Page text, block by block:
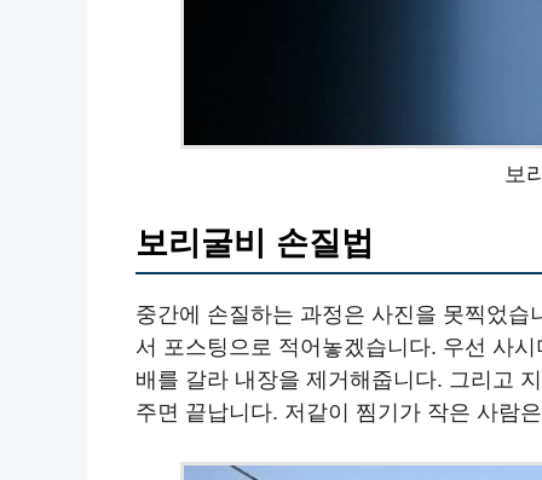
보
보리굴비 손질법
중간에 손질하는 과정은 사진을 못찍었
서 포스팅으로 적어놓겠습니다. 우선 사
배를 갈라 내장을 제거해줍니다. 그리고
주면 끝납니다. 저같이 찜기가 작은 사람